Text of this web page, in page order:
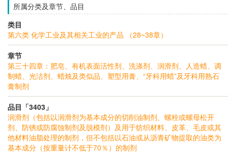
所属分类及章节、品目
类目
第六类 化学工业及其相关工业的产品 （28~38章）
章节
第三十四章：肥皂、有机表面活性剂、洗涤剂、润滑剂、人造蜡、调
制蜡、光洁剂、蜡烛及类似品、塑型用膏、“牙科用蜡”及牙科用熟石
膏制剂
品目「3403」
润滑剂（包括以润滑剂为基本成分的切削油制剂、螺栓或螺母松开
剂、防锈或防腐蚀制剂及脱模剂）及用于纺织材料、皮革、毛皮或其
他材料油脂处理的制剂，但不包括以石油或从沥青矿物提取的油类为
基本成分（按重量计不低于70％）的制剂